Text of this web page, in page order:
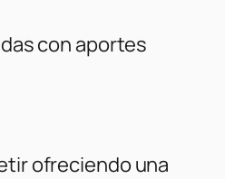
con aportes
ofreciendo una